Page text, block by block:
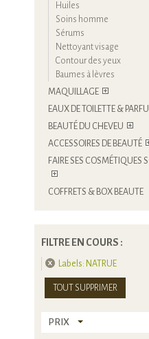
Huiles
Soins homme
Sérums
Nettoyant visage
Contour des yeux
Baumes à lèvres
MAQUILLAGE
EAUX DE TOILETTE &
BEAUTÉ DU CHEVEU
ACCESSOIRES DE BEAUTÉ
FAIRE SES COSMÉTIQUES
COFFRETS & BOX BEAUTE
FILTRE EN COURS :
Labels: NATRUE
TOUT SUPPRIMER
PRIX